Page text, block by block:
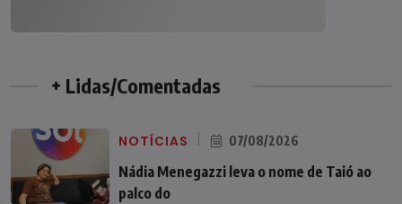
+ Lidas/Comentadas
NOTÍCIAS 07/08/2026
Nádia Menegazzi leva o nome de Taió ao
palco do